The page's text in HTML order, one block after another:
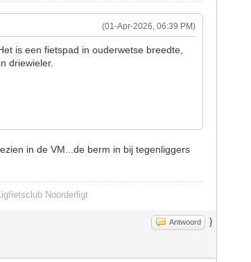
(01-Apr-2026, 06:39 PM)
is een fietspad in ouderwetse breedte,
driewieler.
in de VM...de berm in bij tegenliggers
Noorderligt
Antwoord }